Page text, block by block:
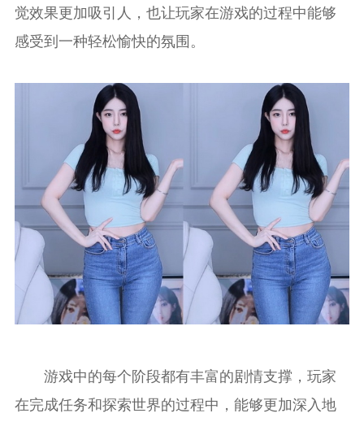
觉效果更加吸引人，也让玩家在游戏的过程中能够
感受到一种轻松愉快的氛围。
游戏中的每个阶段都有丰富的剧情支撑，玩家
在完成任务和探索世界的过程中，能够更加深入地